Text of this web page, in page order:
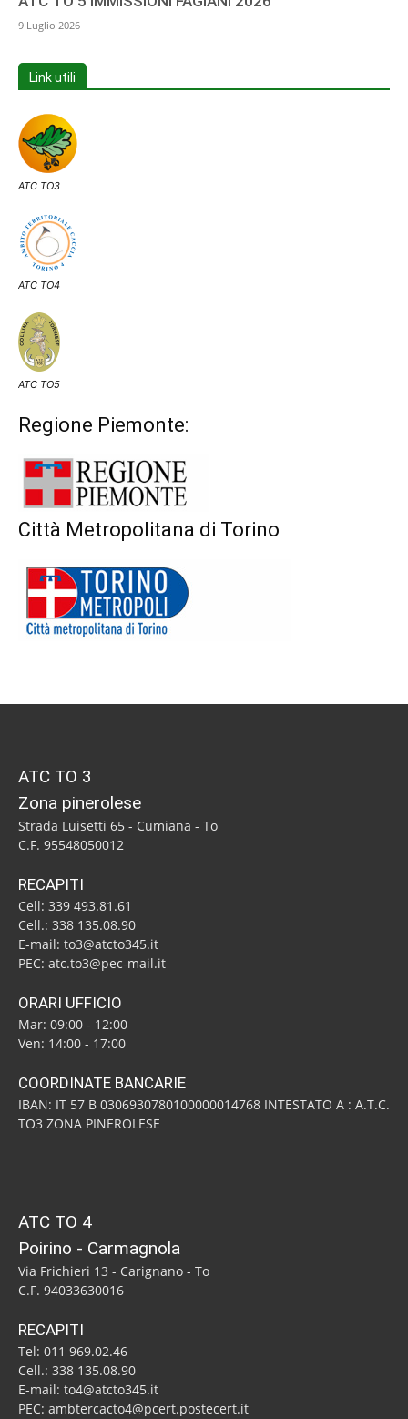
9 Luglio 2026
Link utili
ATC TO3
ATC TO4
ATC TO5
Regione Piemonte:
Città Metropolitana di Torino
ATC TO 3
Zona pinerolese
Strada Luisetti 65 - Cumiana - To
C.F. 95548050012
RECAPITI
Cell: 339 493.81.61
Cell.: 338 135.08.90
E-mail: to3@atcto345.it
PEC: atc.to3@pec-mail.it
ORARI UFFICIO
Mar: 09:00 - 12:00
Ven: 14:00 - 17:00
COORDINATE BANCARIE
IBAN: IT 57 B 0306930780100000014768 INTESTATO A : A.T.C.
TO3 ZONA PINEROLESE
ATC TO 4
Poirino - Carmagnola
Via Frichieri 13 - Carignano - To
C.F. 94033630016
RECAPITI
Tel: 011 969.02.46
Cell.: 338 135.08.90
E-mail: to4@atcto345.it
PEC: ambtercacto4@pcert.postecert.it